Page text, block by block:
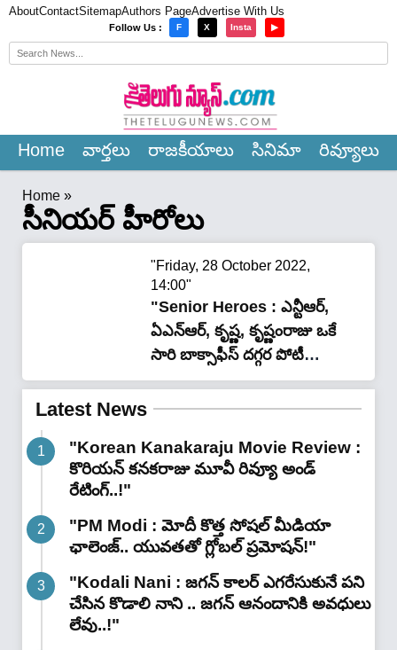
AboutContactSitemapAuthors PageAdvertise With Us
Follow Us : F X Insta ▶
Home వార్త‌లు రాజ‌కీయాలు సినిమా రివ్యూలు
Home »
సీనియర్ హీరోలు
"Friday, 28 October 2022,
14:00"
"Senior Heroes : ఎన్టీఆర్,
ఏఎన్ఆర్, కృష్ణ‌, కృష్ణంరాజు ఒకే
సారి బాక్సాఫీస్ దగ్గ‌ర పోటీ
ప‌డ్డారా.. ఏది హిట్,ఏది ఫ‌ట్..!"
Latest News
"Korean Kanakaraju Movie Review :
కొరియన్ కనకరాజు మూవీ రివ్యూ అండ్
రేటింగ్‌..!"
"PM Modi : మోదీ కొత్త సోషల్ మీడియా
ఛాలెంజ్.. యువతతో గ్లోబల్ ప్రమోషన్!"
"Kodali Nani : జగన్ కాలర్ ఎగరేసుకునే పని
చేసిన కొడాలి నాని .. జగన్ ఆనందానికి అవధులు
లేవు..!"